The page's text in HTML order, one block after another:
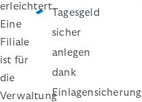
erleichtert.
Eine
Filiale
ist für
die
Verwaltung
Tagesgeld
sicher
anlegen
dank
Einlagensicherung